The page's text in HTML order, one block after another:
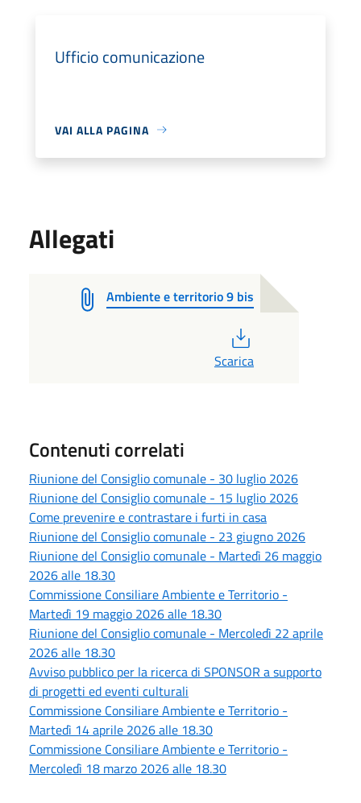
Ufficio comunicazione
VAI ALLA PAGINA
Allegati
Ambiente e territorio 9 bis
Scarica
Contenuti correlati
Riunione del Consiglio comunale - 30 luglio 2026
Riunione del Consiglio comunale - 15 luglio 2026
Come prevenire e contrastare i furti in casa
Riunione del Consiglio comunale - 23 giugno 2026
Riunione del Consiglio comunale - Martedì 26 maggio
2026 alle 18.30
Commissione Consiliare Ambiente e Territorio -
Martedì 19 maggio 2026 alle 18.30
Riunione del Consiglio comunale - Mercoledì 22 aprile
2026 alle 18.30
Avviso pubblico per la ricerca di SPONSOR a supporto
di progetti ed eventi culturali
Commissione Consiliare Ambiente e Territorio -
Martedì 14 aprile 2026 alle 18.30
Commissione Consiliare Ambiente e Territorio -
Mercoledì 18 marzo 2026 alle 18.30